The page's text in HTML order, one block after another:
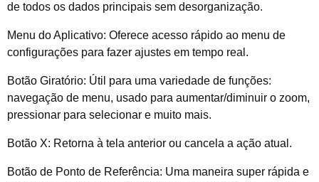
de todos os dados principais sem desorganização.
Menu do Aplicativo: Oferece acesso rápido ao menu de
configurações para fazer ajustes em tempo real.
Botão Giratório: Útil para uma variedade de funções:
navegação de menu, usado para aumentar/diminuir o zoom,
pressionar para selecionar e muito mais.
Botão X: Retorna à tela anterior ou cancela a ação atual.
Botão de Ponto de Referência: Uma maneira super rápida e